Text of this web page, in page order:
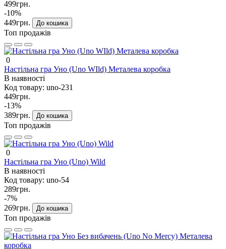
499грн.
-10%
449грн.
До кошика
Топ продажів
0
Настільна гра Уно (Uno WIld) Металева коробка
В наявності
Код товару: uno-231
449грн.
-13%
389грн.
До кошика
Топ продажів
0
Настільна гра Уно (Uno) Wild
В наявності
Код товару: uno-54
289грн.
-7%
269грн.
До кошика
Топ продажів